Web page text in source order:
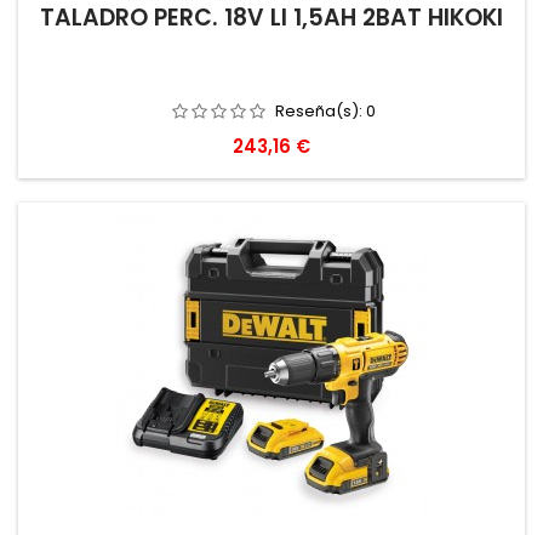
TALADRO PERC. 18V LI 1,5AH 2BAT HIKOKI
Reseña(s): 0
Precio
243,16 €